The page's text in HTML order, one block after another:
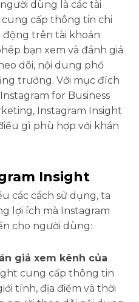
dùng là các tài
cấp thông tin chi
trên tài khoản
bạn xem và đánh giá
dõi, nội dung phổ
trưởng. Với mục đích
for Business
Instagram Insight
gì phù hợp với khán
Insight
các cách sử dụng, ta
lợi ích mà Instagram
cho người dùng:
giả xem kênh của
cung cấp thông tin
tính, địa điểm và thời